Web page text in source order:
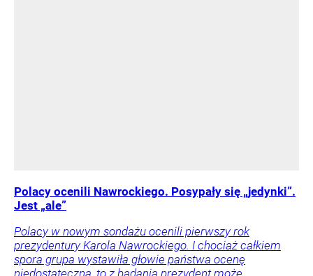
Polacy ocenili Nawrockiego. Posypały się „jedynki”.
Jest „ale”
Polacy w nowym sondażu ocenili pierwszy rok
prezydentury Karola Nawrockiego. I chociaż całkiem
spora grupa wystawiła głowie państwa ocenę